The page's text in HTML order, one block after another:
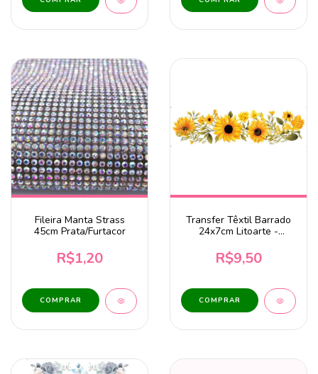
Fileira Manta Strass
45cm Prata/Furtacor
R$1,20
Transfer Têxtil Barrado
24x7cm Litoarte -
R$9,50